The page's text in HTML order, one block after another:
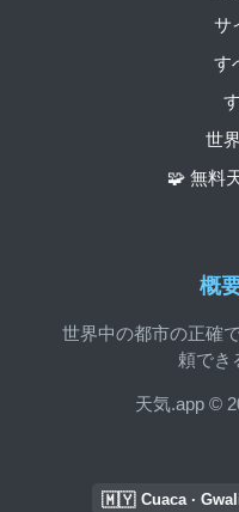
概
世界中の都市の正確
頼でき
天気.app ©
サ
す
世
🧩 無料
🇲🇾 Cuaca ·